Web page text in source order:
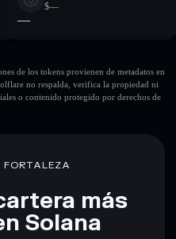
$—
—
de los tokens provienen de metadatos en
no respalda, verifica la propiedad ni
o contenido protegido por derechos de
más
Solana